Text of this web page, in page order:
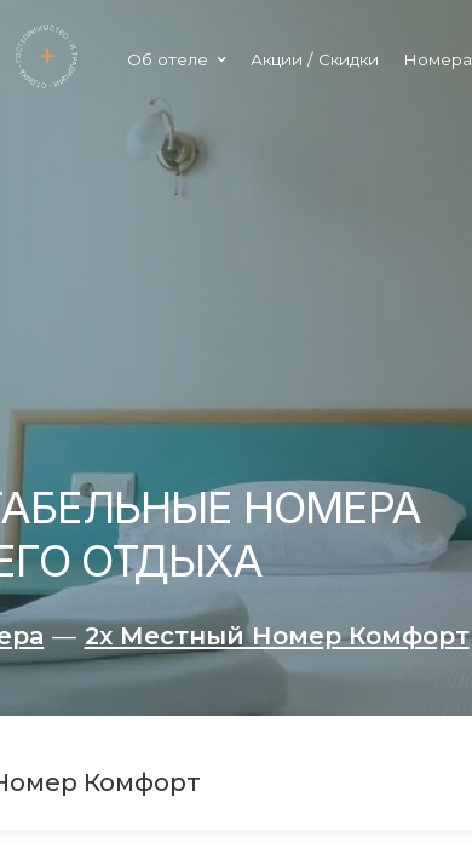
Об отеле Акции / Скидки Номера
НОМЕРА
ОТДЫХА
— 2х Местный Номер Комфорт
Комфорт